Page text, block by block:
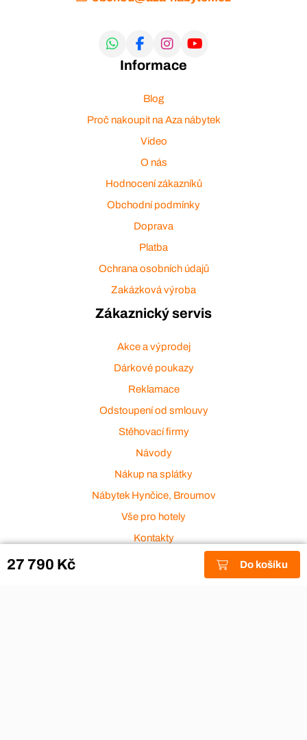
27 790 Kč Do košíku
Informace
Blog
Proč nakoupit na Aza nábytek
Video
O nás
Hodnocení zákazníků
Obchodní podmínky
Doprava
Platba
Ochrana osobních údajů
Zakázková výroba
Zákaznický servis
Akce a výprodej
Dárkové poukazy
Reklamace
Odstoupení od smlouvy
Stěhovací firmy
Návody
Nákup na splátky
Nábytek Hynčice, Broumov
Vše pro hotely
Kontakty
Přijímáme platební karty